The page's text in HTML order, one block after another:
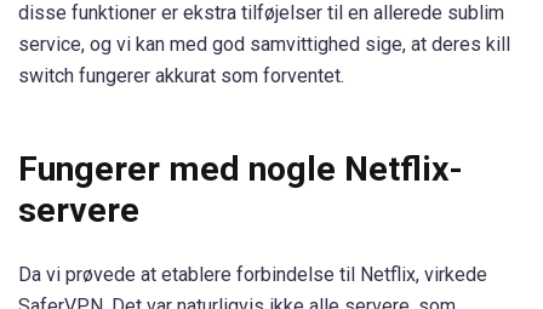
disse funktioner er ekstra tilføjelser til en allerede sublim
service, og vi kan med god samvittighed sige, at deres kill
switch fungerer akkurat som forventet.
Fungerer med nogle Netflix-
servere
Da vi prøvede at etablere forbindelse til Netflix, virkede